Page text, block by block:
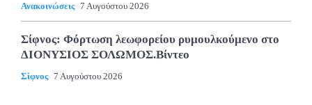
Ανακοινώσεις 7 Αυγούστου 2026
Σίφνος: Φόρτωση λεωφορείου ρυμουλκούμενο στο
ΔΙΟΝΥΣΙΟΣ ΣΟΛΩΜΟΣ.Βίντεο
Σίφνος 7 Αυγούστου 2026